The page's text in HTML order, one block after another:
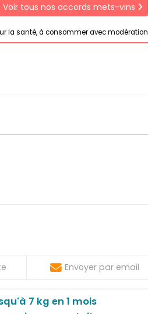
Voir tous nos accords mets-vins
la santé, à consommer avec modération
Envoyer par email
7 kg en 1 mois